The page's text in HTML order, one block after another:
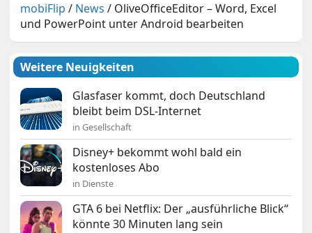
mobiFlip / News / OliveOfficeEditor – Word, Excel
und PowerPoint unter Android bearbeiten
Weitere Neuigkeiten
Glasfaser kommt, doch Deutschland
bleibt beim DSL-Internet
in Gesellschaft
Disney+ bekommt wohl bald ein
kostenloses Abo
in Dienste
GTA 6 bei Netflix: Der „ausführliche Blick“
könnte 30 Minuten lang sein